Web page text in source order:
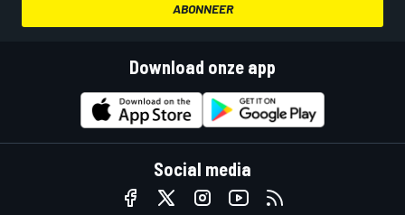
ABONNEER
Download onze app
Social media